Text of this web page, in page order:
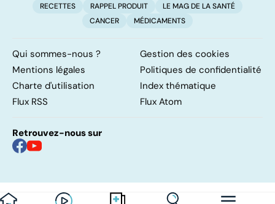
RECETTES RAPPEL PRODUIT
LE MAG DE LA SANTÉ
CANCER
MÉDICAMENTS
Qui sommes-nous ?
Gestion des cookies
Mentions légales
Politiques de confidentialité
Charte d'utilisation
Index thématique
Flux RSS
Flux Atom
Retrouvez-nous sur